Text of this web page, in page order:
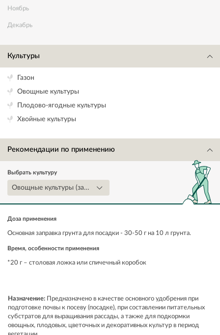
Ноябрь
Декабрь
Культуры
Газон
Овощные культуры
Плодово-ягодные культуры
Хвойные культуры
Рекомендации по применению
Выбрать культуру
Овощные культуры (защищенный грунт)
Доза применения
Основная заправка грунта для посадки - 30-50 г на 10 л грунта.
Время, особенности применения
*20 г – столовая ложка или спичечный коробок
Назначение: Предназначено в качестве основного удобрения при
подготовке почвы к посеву (посадке), при составлении питательных
субстратов для выращивания рассады, а также для подкормки
овощных, плодовых, цветочных и декоративных культур в период